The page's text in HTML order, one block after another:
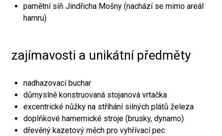
pamětní síň Jindřicha Mošny (nachází se mimo areál
hamru)
zajímavosti a unikátní předměty
nadhazovací buchar
důmyslně konstruovaná stojanová vrtačka
excentrické nůžky na stříhání silných plátů železa
doplňkové hamernické stroje (brusky, dynamo)
dřevěný kazetový měch pro vyhřívací pec